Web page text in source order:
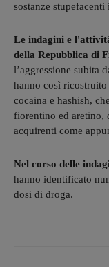
sostanze stupefacenti
Le indagini e
della Repubblica di
l’aggressione subita
hanno così
cocaina e hashish,
fiorentino ed aretino,
acquirenti come
Nel corso delle
hanno identificato
dosi di droga.